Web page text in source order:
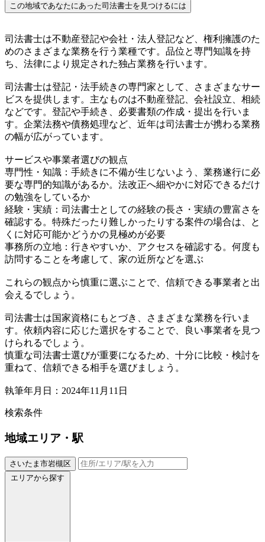
この地域であなたにあった司法書士を見つけるには
司法書士は不動産登記や会社・法人登記など、権利擁護のた
めのさまざまな業務を行う業種です。品位と専門知識を持
ち、法律により規定された独占業務を行います。
司法書士は登記・法手続きの専門家として、さまざまなサー
ビスを提供します。主なものは不動産登記、会社設立、相続
などです。登記や手続き、必要書類の作成・提出を行いま
す。企業法務や債務処理など、近年は司法書士が携わる業務
の幅が広がっています。
サービスや事業者選びの観点
専門性・知識：手続きに不備が生じないよう、業務遂行に必
要な専門的知識があるか。法改正へ細やかに対応できるだけ
の勉強をしているか
経験・実績：司法書士としての経験の長さ・実績の豊富さを
確認する。特殊だったり難しかったりする案件の場合は、と
くに対応可能かどうかの見極めが必要
事務所の立地：行きやすいか、アクセスを確認する。何度も
訪問することを考慮して、家の近所などを選ぶ
これらの観点から慎重に選ぶことで、信頼できる事業者と出
会えるでしょう。
司法書士は国家資格にもとづき、さまざまな業務を行いま
す。依頼内容に応じた選択をすることで、良い事業者を見つ
けられるでしょう。
慎重な司法書士選びが重要になるため、十分に比較・検討を
重ねて、信頼できる相手を選びましょう。
執筆年月日：2024年11月11日
検索条件
地域エリア・駅
さいたま市岩槻区
エリアから探す